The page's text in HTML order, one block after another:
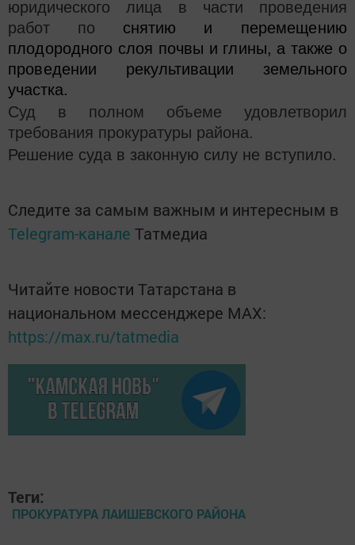
юридического лица в части проведения
работ по снятию и перемещению
плодородного слоя почвы и глины, а также о
проведении рекультивации земельного
участка.
Суд в полном объеме удовлетворил
требования прокуратуры района.
Решение суда в законную силу не вступило.
Следите за самым важным и интересным в
Telegram-канале Татмедиа
Читайте новости Татарстана в
национальном мессенджере MАХ:
https://max.ru/tatmedia
Теги:
ПРОКУРАТУРА ЛАИШЕВСКОГО РАЙОНА